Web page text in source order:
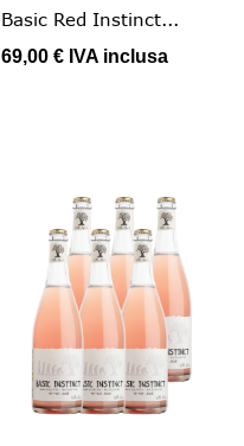
Basic Red Instinct...
69,00 € IVA inclusa